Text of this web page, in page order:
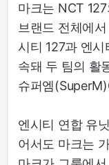
마크는 NCT
브랜드 전체에
시티 127과 엔
속돼 두 팀의 활
슈퍼엠
엔시티 연합 유
어서도 마크는